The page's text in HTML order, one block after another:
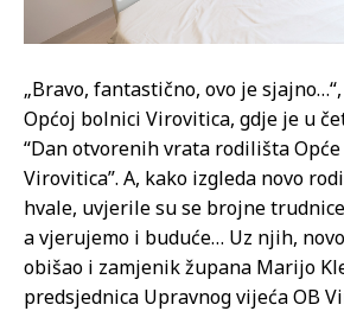
„Bravo, fantastično, ovo je
Općoj bolnici Virovitica, gdje je u
“Dan otvorenih vrata rodilišta
Virovitica”. A, kako izgleda novo
hvale, uvjerile su se brojne
a vjerujemo i buduće… Uz njih,
obišao i zamjenik župana Marijo
predsjednica Upravnog vijeća OB